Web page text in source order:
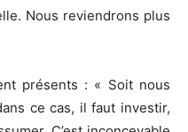
Nous reviendrons plus
présents : « Soit nous
ce cas, il faut investir,